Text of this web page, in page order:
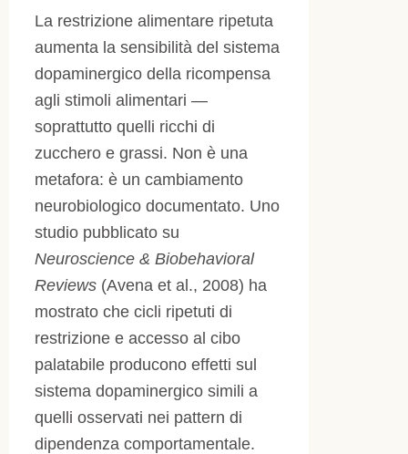
La restrizione alimentare ripetuta
aumenta la sensibilità del sistema
dopaminergico della ricompensa
agli stimoli alimentari —
soprattutto quelli ricchi di
zucchero e grassi. Non è una
metafora: è un cambiamento
neurobiologico documentato. Uno
studio pubblicato su
Neuroscience & Biobehavioral
Reviews (Avena et al., 2008) ha
mostrato che cicli ripetuti di
restrizione e accesso al cibo
palatabile producono effetti sul
sistema dopaminergico simili a
quelli osservati nei pattern di
dipendenza comportamentale.